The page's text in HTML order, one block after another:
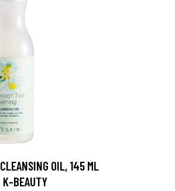
OIL, 145 ML
BEAUTY